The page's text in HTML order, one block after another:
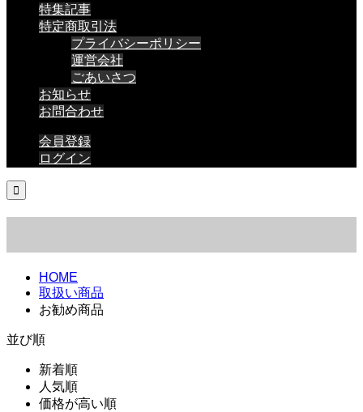
特集記事
特定商取引法
プライバシーポリシー
運営会社
ごあいさつ
お知らせ
お問合わせ
会員登録
ログイン

HOME
取扱い商品
お勧め商品
並び順
新着順
人気順
価格が高い順